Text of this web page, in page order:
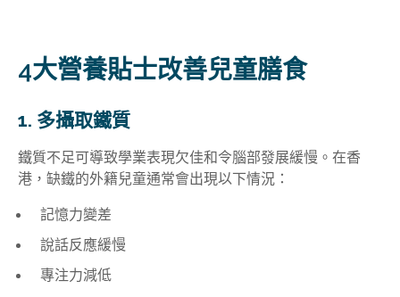
4大營養貼士改善兒童膳食
1. 多攝取鐵質
鐵質不足可導致學業表現欠佳和令腦部發展緩慢。在香
港，缺鐵的外籍兒童通常會出現以下情況：
記憶力變差
說話反應緩慢
專注力減低